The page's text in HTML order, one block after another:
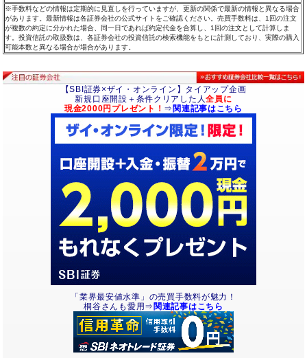
※手数料などの情報は定期的に見直しを行っていますが、更新の関係で最新の情報と異なる場合
があります。最新情報は各証券会社の公式サイトをご確認ください。売買手数料は、1回の注文
が複数の約定に分かれた場合、同一日であれば約定代金を合算し、1回の注文として計算しま
す。投資信託の取扱数は、各証券会社の投資信託の検索機能をもとに計測しており、実際の購入
可能本数と異なる場合が場合があります。
【SBI証券×ザイ・オンライン】タイアップ企画
新規口座開設＋条件クリアした人全員に
現金2000円プレゼント！ ⇒ 関連記事はこちら
「業界最安値水準」の売買手数料が魅力！
桐谷さんも愛用⇒ 関連記事はこちら